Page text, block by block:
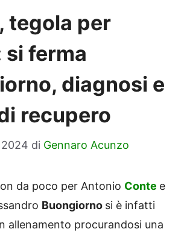
tegola per
si ferma
diagnosi e
recupero
2024 di Gennaro Acunzo
da poco per Antonio Conte e
Buongiorno si è infatti
allenamento procurandosi una